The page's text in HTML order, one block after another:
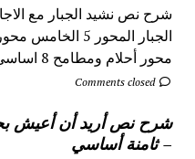
شرح نص نشيد الجبار مع
الجبار المحور
محور أحلام ومطامح 8 اساسي - ...
Comments closed
شرح نص أريد أن أعيش
– ثامنة أساسي